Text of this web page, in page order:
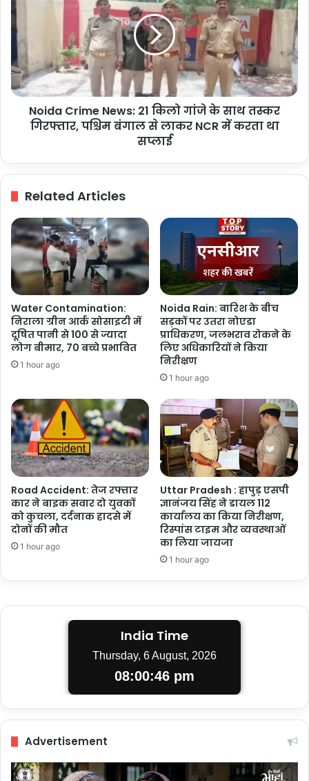
जेसीबी
जब्त
News:
किलो
गांजे
के
साथ
तस्कर
गिरफ्तार,
लाकर
था
सप्लाई
Noida Crime News: 21 किलो गांजे के साथ तस्कर
गिरफ्तार, पश्चिम बंगाल से लाकर NCR में करता था
सप्लाई
Related Articles
Water Contamination:
निराला ग्रीन आर्क सोसाइटी में
दूषित पानी से 100 से ज्यादा
लोग बीमार, 70 बच्चे प्रभावित
1 hour ago
Noida Rain: बारिश के बीच
सड़कों पर उतरा नोएडा
प्राधिकरण, जलभराव रोकने के
लिए अधिकारियों ने किया
निरीक्षण
1 hour ago
Road Accident: तेज रफ्तार
कार ने बाइक सवार दो युवकों
को कुचला, दर्दनाक हादसे में
दोनों की मौत
1 hour ago
Uttar Pradesh : हापुड़ एसपी
ज्ञानंजय सिंह ने डायल 112
कार्यालय का किया निरीक्षण,
रिस्पांस टाइम और व्यवस्थाओं
का लिया जायजा
1 hour ago
India Time
Thursday, 6 August, 2026
08:00:47 pm
Advertisement